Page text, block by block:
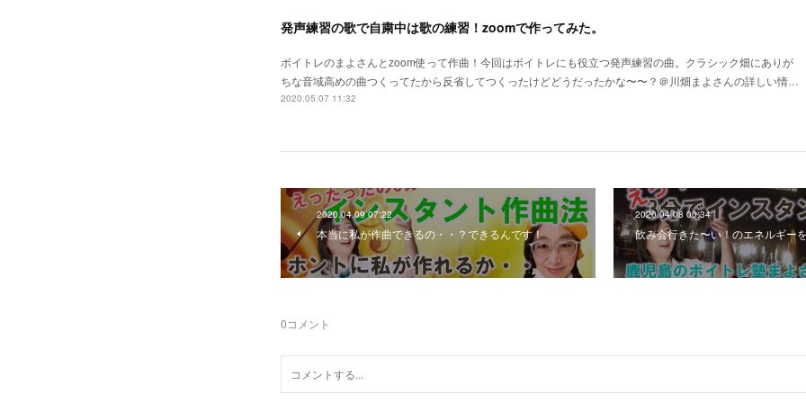
発声練習の歌で自粛中は歌の練習！zoomで作ってみた。
ボイトレのまよさんとzoom使って作曲！今回はボイトレにも役立つ発声練習の曲。クラシック畑にありが
ちな音域高めの曲つくってたから反省してつくったけどどうだったかな〜〜？＠川畑まよさんの詳しい情…
2020.05.07 11:32
2020.04.09 07:22
本当に私が作曲できるの・・？できるんです！
2020.04.08 00:34
飲み会行きた〜い！のエネルギー
0コメント